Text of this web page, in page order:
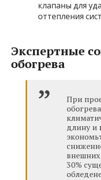
клапаны для
оттепления
Экспертные
обогрева
При
длину и
30%